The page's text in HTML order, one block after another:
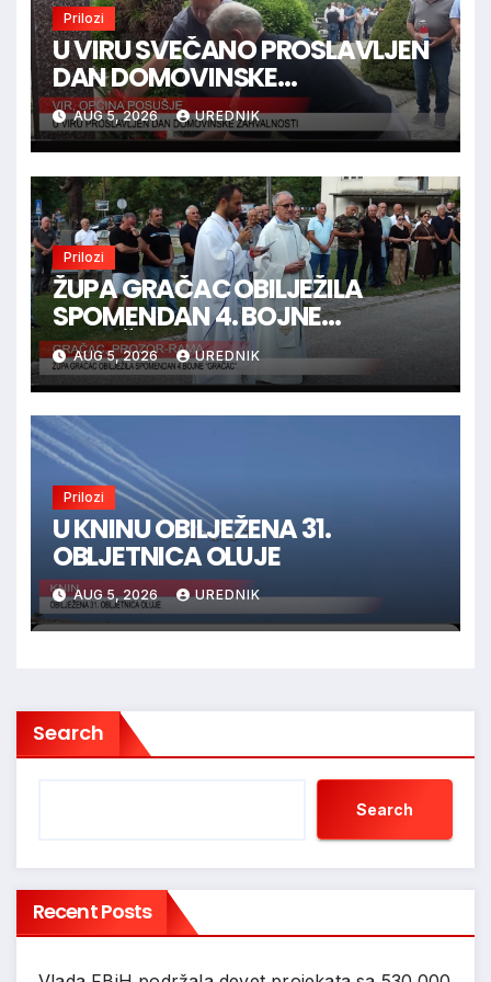
Prilozi
U VIRU SVEČANO PROSLAVLJEN
DAN DOMOVINSKE
ZAHVALNOSTI
AUG 5, 2026 UREDNIK
Prilozi
ŽUPA GRAČAC OBILJEŽILA
SPOMENDAN 4. BOJNE
“GRAČAC”
AUG 5, 2026 UREDNIK
Prilozi
U KNINU OBILJEŽENA 31.
OBLJETNICA OLUJE
AUG 5, 2026 UREDNIK
Search
Search
Recent Posts